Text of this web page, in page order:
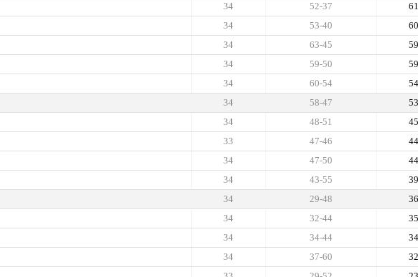
61
52-37
34
60
53-40
34
59
63-45
34
59
59-50
34
54
60-54
34
53
58-47
34
45
48-51
34
44
47-46
33
44
47-50
34
39
43-55
34
36
29-48
34
35
32-44
34
34
34-44
34
32
37-60
34